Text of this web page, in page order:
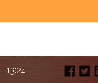
13:24